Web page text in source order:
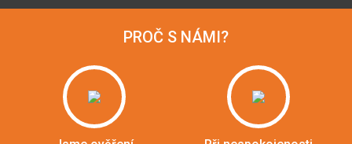
PROČ S NÁMI?